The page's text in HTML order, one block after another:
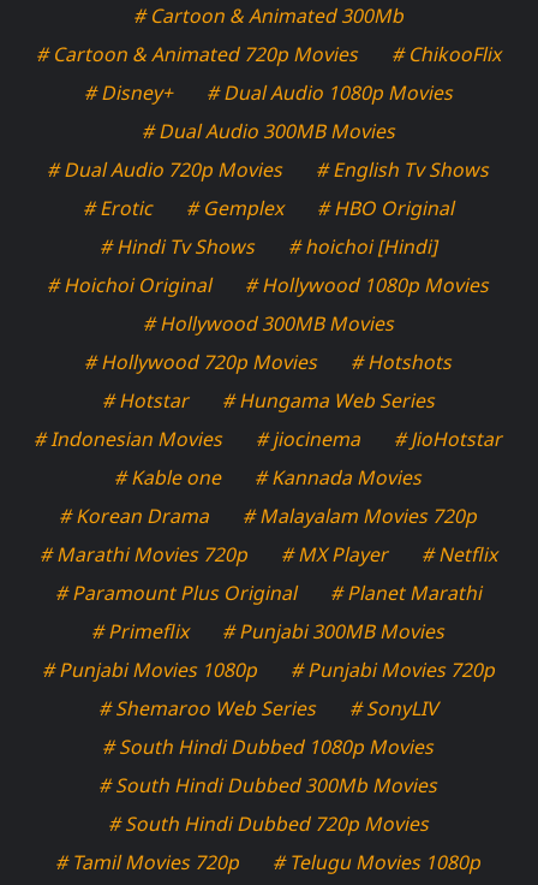
# Cartoon & Animated 300Mb
# Cartoon & Animated 720p Movies
# ChikooFlix
# Disney+
# Dual Audio 1080p Movies
# Dual Audio 300MB Movies
# Dual Audio 720p Movies
# English Tv Shows
# Erotic
# Gemplex
# HBO Original
# Hindi Tv Shows
# hoichoi [Hindi]
# Hoichoi Original
# Hollywood 1080p Movies
# Hollywood 300MB Movies
# Hollywood 720p Movies
# Hotshots
# Hotstar
# Hungama Web Series
# Indonesian Movies
# jiocinema
# JioHotstar
# Kable one
# Kannada Movies
# Korean Drama
# Malayalam Movies 720p
# Marathi Movies 720p
# MX Player
# Netflix
# Paramount Plus Original
# Planet Marathi
# Primeflix
# Punjabi 300MB Movies
# Punjabi Movies 1080p
# Punjabi Movies 720p
# Shemaroo Web Series
# SonyLIV
# South Hindi Dubbed 1080p Movies
# South Hindi Dubbed 300Mb Movies
# South Hindi Dubbed 720p Movies
# Tamil Movies 720p
# Telugu Movies 1080p